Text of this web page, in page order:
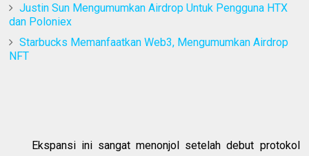
Justin Sun Mengumumkan Airdrop Untuk Pengguna HTX
dan Poloniex
Starbucks Memanfaatkan Web3, Mengumumkan Airdrop
NFT
Ekspansi ini sangat menonjol setelah debut protokol